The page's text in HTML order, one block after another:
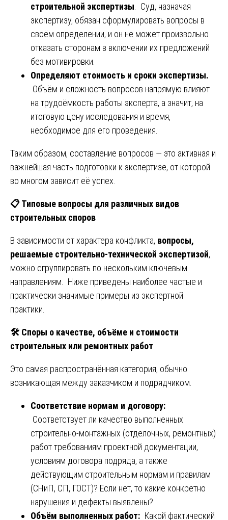
строительной экспертизы . Суд, назначая
экспертизу, обязан сформулировать вопросы в
своём определении, и он не может произвольно
отказать сторонам в включении их предложений
без мотивировки.
Определяют стоимость и сроки экспертизы.
Объём и сложность вопросов напрямую влияют
на трудоёмкость работы эксперта, а значит, на
итоговую цену исследования и время,
необходимое для его проведения.
Таким образом, составление вопросов — это активная и
важнейшая часть подготовки к экспертизе, от которой
во многом зависит её успех.
📋Типовые вопросы для различных видов
строительных споров
В зависимости от характера конфликта, вопросы,
решаемые строительно-технической экспертизой,
можно сгруппировать по нескольким ключевым
направлениям. Ниже приведены наиболее частые и
практически значимые примеры из экспертной
практики.
🛠 ️ Споры о качестве, объёме и стоимости
строительных или ремонтных работ
Это самая распространённая категория, обычно
возникающая между заказчиком и подрядчиком.
Соответствие нормам и договору:
Соответствует ли качество выполненных
строительно-монтажных (отделочных, ремонтных)
работ требованиям проектной документации,
условиям договора подряда, а также
действующим строительным нормам и правилам
(СНиП, СП, ГОСТ)? Если нет, то какие конкретно
нарушения и дефекты выявлены?
Объём выполненных работ: Какой фактический